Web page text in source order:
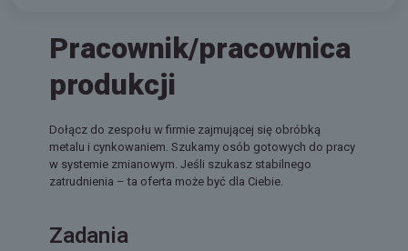
Pracownik/pracownica
produkcji
Dołącz do zespołu w firmie zajmującej się obróbką
metalu i cynkowaniem. Szukamy osób gotowych do pracy
w systemie zmianowym. Jeśli szukasz stabilnego
zatrudnienia – ta oferta może być dla Ciebie.
Zadania